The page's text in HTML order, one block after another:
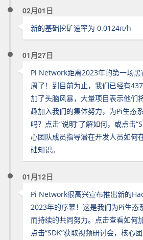
02月01日
新的基础挖矿速率为 0.0124π/h
01月27日
Pi Network距离2023年的第一场
周了！到目前为止，我们已经有
加了头脑风暴，大量项目表示他们
趣加入我们的集体努力，为Pi生态
吗？点击“说明”了解如何，或点击
心团队成员指导潜在开发人员如何
础知识。
01月12日
Pi Network很高兴宣布推出新的
2023年的序幕！这是我们为Pi生态
而持续的共同努力。点击查看如何
点击“SDK”获取视频研讨会，核心